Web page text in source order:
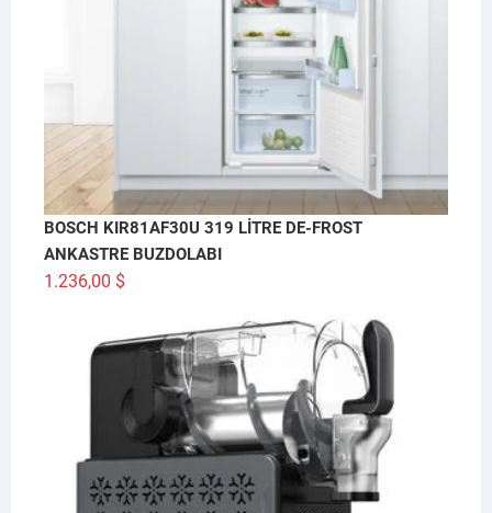
BOSCH KIR81AF30U 319 LİTRE DE-FROST
ANKASTRE BUZDOLABI
1.236,00 $